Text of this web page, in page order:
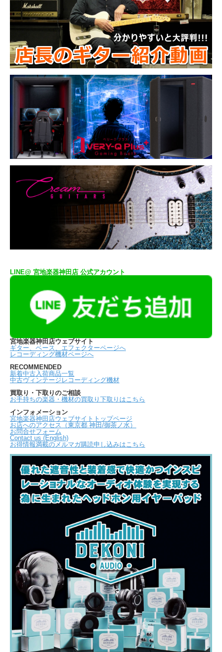
LINE@ 宮地楽器神田店 公式アカウント
宮地楽器神田店ウェブサイト
ギター、ベース、エフェクターページへ
レコーディング機材ページへ
RECOMMENDED
新着中古入荷商品一覧
中古ヴィンテージレコーディング機材
買取り・下取りのご相談
お手持ちの楽器・機材の買取り下取りはこちら
インフォメーション
宮地楽器神田店ウェブサイトトップページ
お店へのアクセス（東京都 神田/御茶ノ水）
お問合せフォーム
Contact us (English)
お得情報満載のメルマガ購読申し込みはこちら